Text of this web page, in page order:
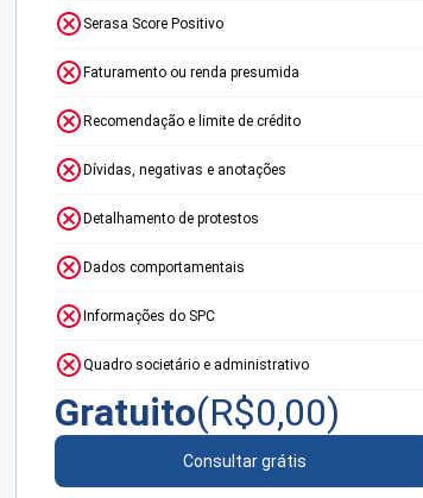
Serasa Score Positivo
Faturamento ou renda presumida
Recomendação e limite de crédito
Dívidas, negativas e anotações
Detalhamento de protestos
Dados comportamentais
Informações do SPC
Quadro societário e administrativo
Gratuito(R$0,00)
Consultar grátis